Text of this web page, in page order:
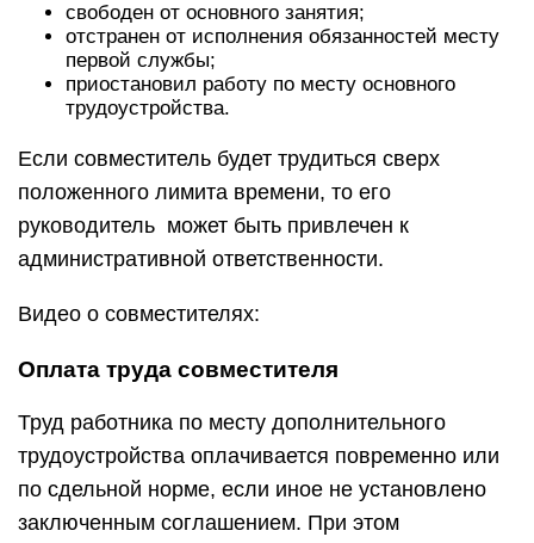
свободен от основного занятия;
отстранен от исполнения обязанностей месту
первой службы;
приостановил работу по месту основного
трудоустройства.
Если совместитель будет трудиться сверх
положенного лимита времени, то его
руководитель может быть привлечен к
административной ответственности.
Видео о совместителях:
Оплата труда совместителя
Труд работника по месту дополнительного
трудоустройства оплачивается повременно или
по сдельной норме, если иное не установлено
заключенным соглашением. При этом